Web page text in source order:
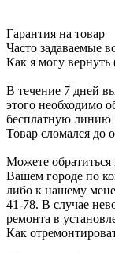
Гарантия на товар
Часто задаваемые
Как я могу вернуть
В течение 7 дней
этого необходимо
бесплатную линию
Товар сломался до
Можете
Вашем городе по
либо к нашему
41-78. В случае
ремонта в
Как